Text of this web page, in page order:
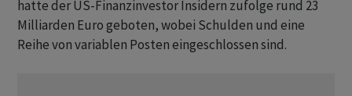
hatte der US-Finanzinvestor Insidern zufolge rund 23
Milliarden Euro geboten, wobei Schulden und eine
Reihe von variablen Posten eingeschlossen sind.